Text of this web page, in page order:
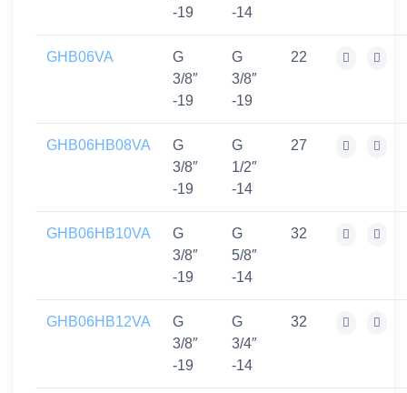
-19
-14
GHB06VA
G
3/8″
-19
G
3/8″
-19
22
GHB06HB08VA
G
3/8″
-19
G
1/2″
-14
27
GHB06HB10VA
G
3/8″
-19
G
5/8″
-14
32
GHB06HB12VA
G
3/8″
-19
G
3/4″
-14
32